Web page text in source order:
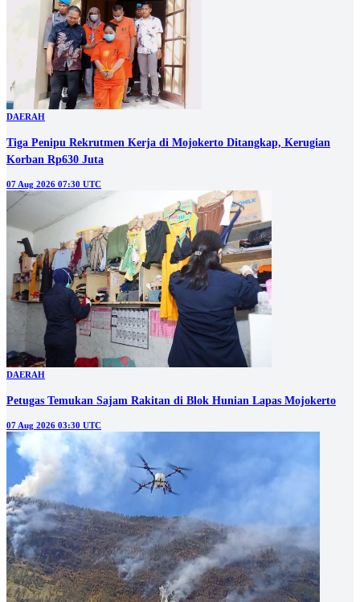
DAERAH
Tiga Penipu Rekrutmen Kerja di Mojokerto Ditangkap, Kerugian
Korban Rp630 Juta
07 Aug 2026 07:30 UTC
DAERAH
Petugas Temukan Sajam Rakitan di Blok Hunian Lapas Mojokerto
07 Aug 2026 03:30 UTC